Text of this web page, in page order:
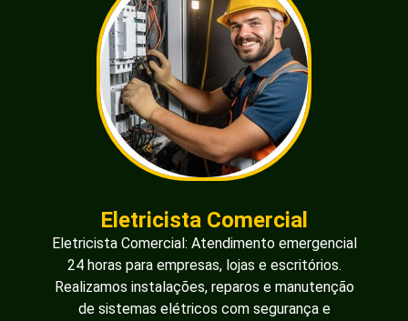
Eletricista Comercial
Eletricista Comercial: Atendimento emergencial
24 horas para empresas, lojas e escritórios.
Realizamos instalações, reparos e manutenção
de sistemas elétricos com segurança e